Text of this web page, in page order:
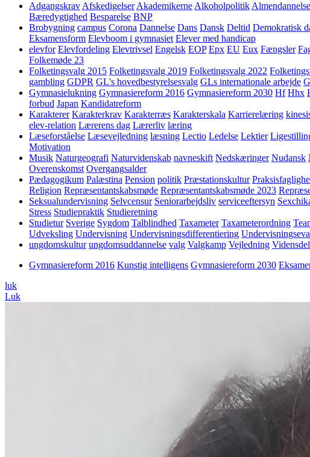
Adgangskrav Afskedigelser Akademikerne Alkoholpolitik Almendannelse
Bæredygtighed Besparelse BNP
Brobygning campus Corona Dannelse Dans Dansk Deltid Demokratisk
Eksamensform Elevboom i gymnasiet Elever med handicap
elevfor Elevfordeling Elevtrivsel Engelsk EOP Epx EU Eux Fængsler
Folkemøde 23
Folketingsvalg 2015 Folketingsvalg 2019 Folketingsvalg 2022
gambling GDPR GL's hovedbestyrelsesvalg GLs internationale arbejde
Gymnasielukning Gymnasiereform 2016 Gymnasiereform 2030 Hf Hhx
forbud Japan Kandidatreform
Karakterer Karakterkrav Karakterræs Karakterskala Karrierelæring
elev-relation Lærerens dag Lærerliv læring
Læseforståelse Læsevejledning læsning Lectio Ledelse Lektier
Motivation
Musik Naturgeografi Naturvidenskab navneskift Nedskæringer Nudansk
Overenskomst Overgangsalder
Pædagogikum Palæstina Pension politik Præstationskultur
Religion Repræsentantskabsmøde Repræsentantskabsmøde 2023
Seksualundervisning Selvcensur Seniorarbejdsliv serviceeftersyn
Stress Studiepraktik Studieretning
Studietur Sverige Sygdom Talblindhed Taxameter Taxameterordning
Udveksling Undervisning Undervisningsdifferentiering
ungdomskultur ungdomsuddannelse valg Valgkamp Vejledning
Gymnasiereform 2016 Kunstig intelligens Gymnasiereform 2030
luk
Luk